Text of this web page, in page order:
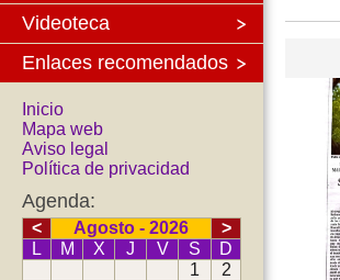
Videoteca
Enlaces recomendados
Inicio
Mapa web
Aviso legal
Política de privacidad
Agenda:
< Agosto - 2026
>
L
M X J V S
D
1
2